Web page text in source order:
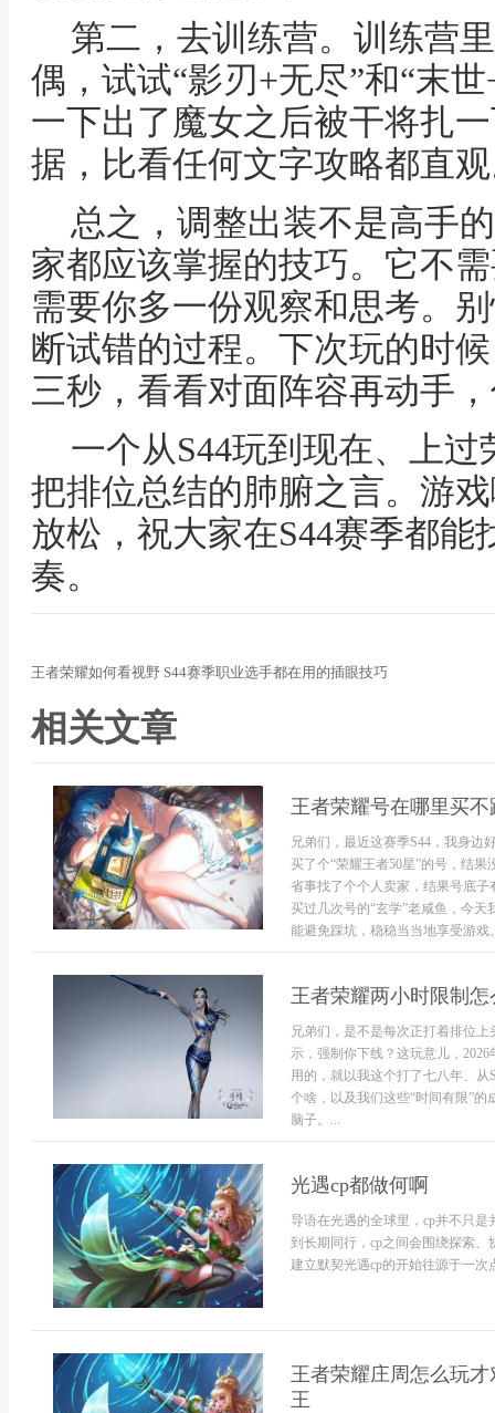
第二，去训练营。训练营
偶，试试“影刃+无尽”和“末
一下出了魔女之后被干将扎
据，比看任何文字攻略都直
总之，调整出装不是高手
家都应该掌握的技巧。它不
需要你多一份观察和思考。
断试错的过程。下次玩的时
三秒，看看对面阵容再动手
一个从S44玩到现在、上
把排位总结的肺腑之言。游
放松，祝大家在S44赛季都
奏。
王者荣耀如何看视野 S44赛季职业选手都在用的插眼技巧
相关文章
王者荣耀号在哪里买
兄弟们，最近这赛季S44，我身边
买了个“荣耀王者50星”的号，结
省事找了个个人卖家，结果号底
买过几次号的“玄学”老咸鱼，今
能避免踩坑，稳稳当当地享受游戏
王者荣耀两小时限制
兄弟们，是不是每次正打着排位
示，强制你下线？这玩意儿，
用的，就以我这个打了七八年、
个啥，以及我们这些“时间有限”
脑子。...
光遇cp都做何啊
导语在光遇的全球里，cp并不只
到长期同行，cp之间会围绕探索
建立默契光遇cp的开始往源于一
王者荣耀庄周怎么玩
王